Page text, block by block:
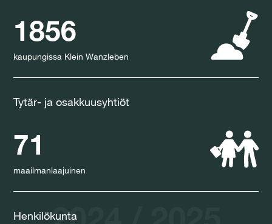
1856
kaupungissa Klein Wanzleben
Tytär- ja osakkuusyhtiöt
71
maailmanlaajuinen
Henkilökunta